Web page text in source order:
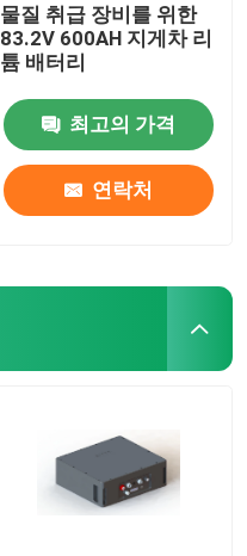
물질 취급 장비를 위한
83.2V 600AH 지게차 리
튬 배터리
최고의 가격
연락처